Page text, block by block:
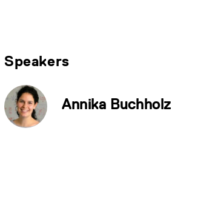
Speakers
Annika Buchholz